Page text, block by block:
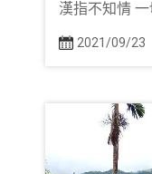
漢指不知情
2021/09/23